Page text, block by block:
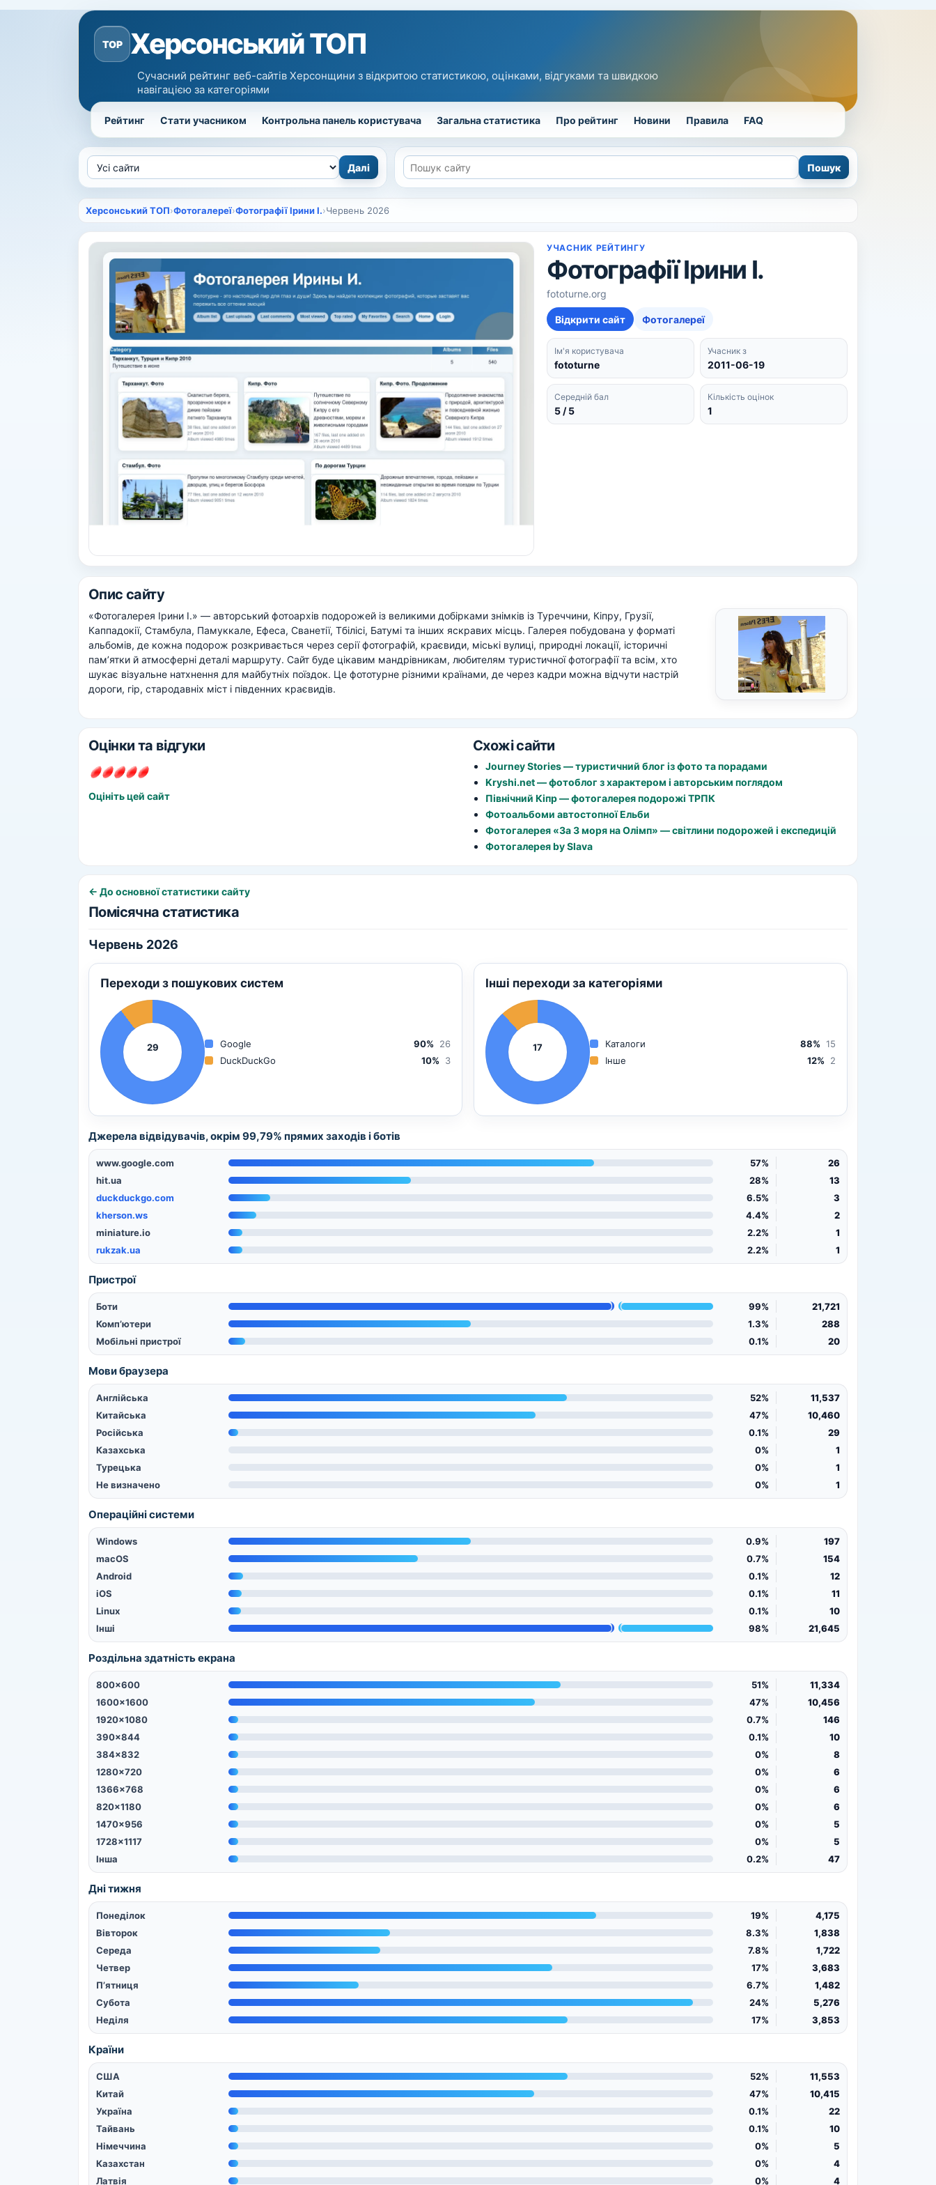
TOP Херсонський ТОП
Сучасний рейтинг веб-сайтів Херсонщини з відкритою статистикою, оцінками, відгуками та швидкою
навігацією за категоріями
Рейтинг Стати учасником Контрольна панель користувача Загальна статистика Про рейтинг Новини Правила FAQ
Херсонський ТОП›Фотогалереї›Фотографії Ірини І.›Червень 2026
УЧАСНИК РЕЙТИНГУ
Фотографії Ірини І.
fototurne.org
Відкрити сайт Фотогалереї
Ім'я користувача
fototurne
Учасник з
2011-06-19
Середній бал
5 / 5
Кількість оцінок
1
Опис сайту
«Фотогалерея Ірини І.» — авторський фотоархів подорожей із великими добірками знімків із Туреччини, Кіпру, Грузії,
Каппадокії, Стамбула, Памуккале, Ефеса, Сванетії, Тбілісі, Батумі та інших яскравих місць. Галерея побудована у форматі
альбомів, де кожна подорож розкривається через серії фотографій, краєвиди, міські вулиці, природні локації, історичні
пам’ятки й атмосферні деталі маршруту. Сайт буде цікавим мандрівникам, любителям туристичної фотографії та всім, хто
шукає візуальне натхнення для майбутніх поїздок. Це фототурне різними країнами, де через кадри можна відчути настрій
дороги, гір, стародавніх міст і південних краєвидів.
Оцінки та відгуки
Оцініть цей сайт
Схожі сайти
Journey Stories — туристичний блог із фото та порадами
Kryshi.net — фотоблог з характером і авторським поглядом
Північний Кіпр — фотогалерея подорожі ТРПК
Фотоальбоми автостопної Ельби
Фотогалерея «За 3 моря на Олімп» — світлини подорожей і експедицій
Фотогалерея by Slava
← До основної статистики сайту
Помісячна статистика
Червень 2026
Переходи з пошукових систем
29 Google 90%
26
DuckDuckGo
10% 3
Інші переходи за категоріями
17 Каталоги 88% 15
Інше
12% 2
Джерела відвідувачів, окрім 99,79% прямих заходів і ботів
www.google.com 57%
26
hit.ua
28%
13
duckduckgo.com
6.5%
3
kherson.ws
4.4%
2
miniature.io
2.2%
1
rukzak.ua
2.2% 1
Пристрої
Боти 99%
21,721
Комп’ютери
1.3%
288
Мобільні пристрої
0.1% 20
Мови браузера
Англійська 52%
11,537
Китайська
47%
10,460
Російська
0.1%
29
Казахська
0%
1
Турецька
0%
1
Не визначено
0% 1
Операційні системи
Windows 0.9%
197
macOS
0.7%
154
Android
0.1%
12
iOS
0.1%
11
Linux
0.1%
10
Інші
98% 21,645
Роздільна здатність екрана
800x600 51%
11,334
1600x1600
47%
10,456
1920x1080
0.7%
146
390x844
0.1%
10
384x832
0%
8
1280x720
0%
6
1366x768
0%
6
820x1180
0%
6
1470x956
0%
5
1728x1117
0%
5
Інша
0.2% 47
Дні тижня
Понеділок 19%
4,175
Вівторок
8.3%
1,838
Середа
7.8%
1,722
Четвер
17%
3,683
П’ятниця
6.7%
1,482
Субота
24%
5,276
Неділя
17% 3,853
Країни
США 52%
11,553
Китай
47%
10,415
Україна
0.1%
22
Тайвань
0.1%
10
Німеччина
0%
5
Казахстан
0%
4
Латвія
0% 4